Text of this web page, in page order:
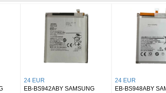
SAMSUNG
EB-BX818ABY SAMSUNG